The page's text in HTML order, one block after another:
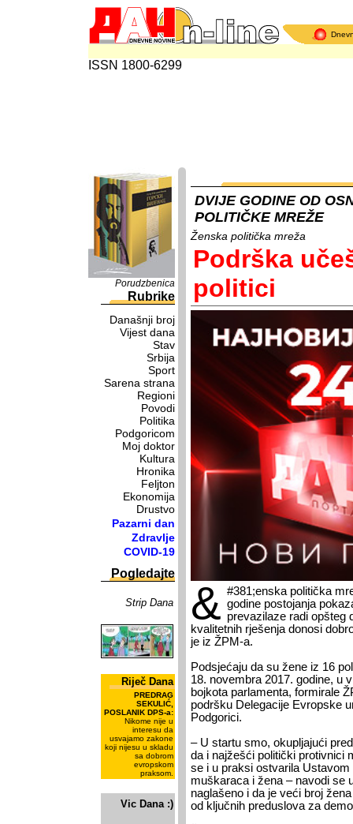
ISSN 1800-6299
Porudzbenica
Rubrike
Današnji broj
Vijest dana
Stav
Srbija
Sport
Sarena strana
Regioni
Povodi
Politika
Podgoricom
Moj doktor
Kultura
Hronika
Feljton
Ekonomija
Drustvo
Pazarni dan
Zdravlje
COVID-19
Pogledajte
Strip Dana
Riječ Dana
PREDRAG
SEKULIĆ,
POSLANIK DPS-a:
Nikome nije u
interesu da
usvajamo zakone
koji nijesu u skladu
sa dobrom
evropskom
praksom.
Vic Dana :)
DVIJE GODINE OD
POLITIČKE MREŽE
Ženska politička mreža
Podrška
politici
& #381;enska politička
godine postojanja
prevazilaze radi opšteg
kvalitetnih rješenja donosi
je iz ŽPM-a.
Podsjećaju da su žene iz 16
18. novembra 2017. godine, u
bojkota parlamenta, formirale
podršku Delegacije Evropske
Podgorici.
– U startu smo, okupljajući
da i najžešći politički protivnici
se i u praksi ostvarila
muškaraca i žena – navodi se
naglašeno i da je veći broj
od ključnih preduslova za